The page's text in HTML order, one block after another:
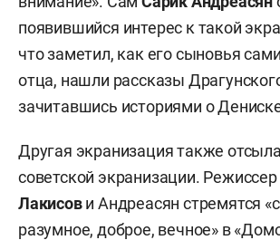
появившийся интерес к такой
что заметил, как его сыновья
отца, нашли рассказы
зачитавшись историями о
Другая экранизация также
советской экранизации. Режиссер
Лакисови Андреасян стремятся
разумное, доброе, вечное» в